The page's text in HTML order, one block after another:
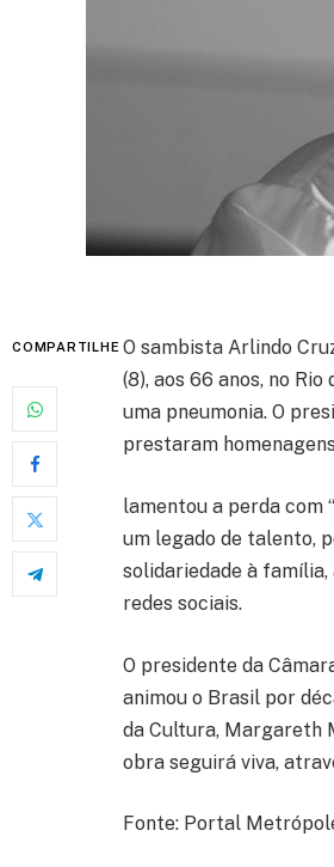
COMPARTILHE O sambista Arlindo
(8), aos 66 anos, no
uma pneumonia. O
prestaram
lamentou a perda com
um legado de talento,
solidariedade à família,
redes sociais.
O presidente da
animou o Brasil por
da Cultura, Margareth
obra seguirá viva,
Fonte: Portal